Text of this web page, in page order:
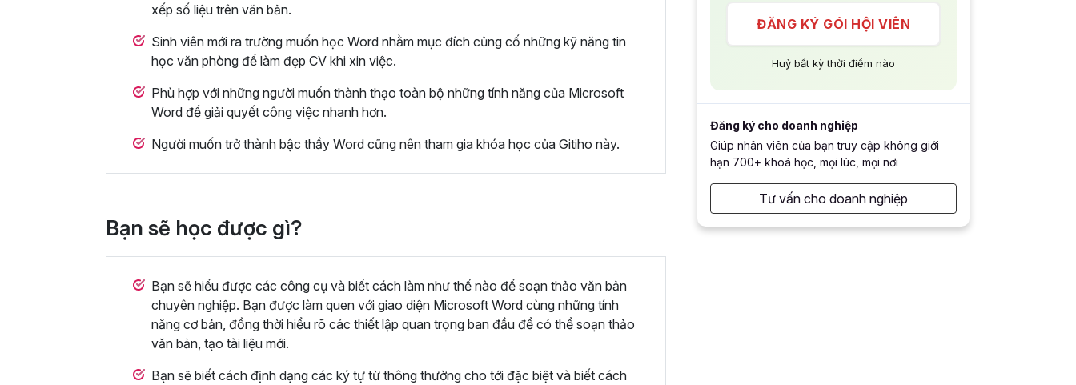
xếp số liệu trên văn bản.
Sinh viên mới ra trường muốn học Word nhằm mục đích củng cố những kỹ năng tin
học văn phòng để làm đẹp CV khi xin việc.
Phù hợp với những người muốn thành thạo toàn bộ những tính năng của Microsoft
Word để giải quyết công việc nhanh hơn.
Người muốn trở thành bậc thầy Word cũng nên tham gia khóa học của Gitiho này.
Bạn sẽ học được gì?
Bạn sẽ hiểu được các công cụ và biết cách làm như thế nào để soạn thảo văn bản
chuyên nghiệp. Bạn được làm quen với giao diện Microsoft Word cùng những tính
năng cơ bản, đồng thời hiểu rõ các thiết lập quan trọng ban đầu để có thể soạn thảo
văn bản, tạo tài liệu mới.
Bạn sẽ biết cách định dạng các ký tự từ thông thường cho tới đặc biệt và biết cách
ĐĂNG KÝ GÓI HỘI VIÊN
Huỷ bất kỳ thời điểm nào
Đăng ký cho doanh nghiệp
Giúp nhân viên của bạn truy cập không giới
hạn 700+ khoá học, mọi lúc, mọi nơi
Tư vấn cho doanh nghiệp